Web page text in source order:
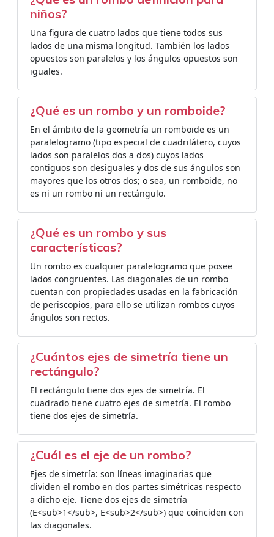
niños?
Una figura de cuatro lados que tiene todos sus
lados de una misma longitud. También los lados
opuestos son paralelos y los ángulos opuestos son
iguales.
¿Qué es un rombo y un romboide?
En el ámbito de la geometría un romboide es un
paralelogramo (tipo especial de cuadrilátero, cuyos
lados son paralelos dos a dos) cuyos lados
contiguos son desiguales y dos de sus ángulos son
mayores que los otros dos; o sea, un romboide, no
es ni un rombo ni un rectángulo.
¿Qué es un rombo y sus
características?
Un rombo es cualquier paralelogramo que posee
lados congruentes. Las diagonales de un rombo
cuentan con propiedades usadas en la fabricación
de periscopios, para ello se utilizan rombos cuyos
ángulos son rectos.
¿Cuántos ejes de simetría tiene un
rectángulo?
El rectángulo tiene dos ejes de simetría. El
cuadrado tiene cuatro ejes de simetría. El rombo
tiene dos ejes de simetría.
¿Cuál es el eje de un rombo?
Ejes de simetría: son líneas imaginarias que
dividen el rombo en dos partes simétricas respecto
a dicho eje. Tiene dos ejes de simetría
(E<sub>1</sub>, E<sub>2</sub>) que coinciden con
las diagonales.